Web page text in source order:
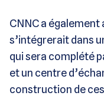
CNNC a également
s’intégrerait dans
qui sera complété
et un centre
construction de